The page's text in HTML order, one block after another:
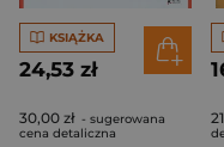
KSIĄŻKA
24,53 zł
30,00 zł - sugerowana
cena detaliczna